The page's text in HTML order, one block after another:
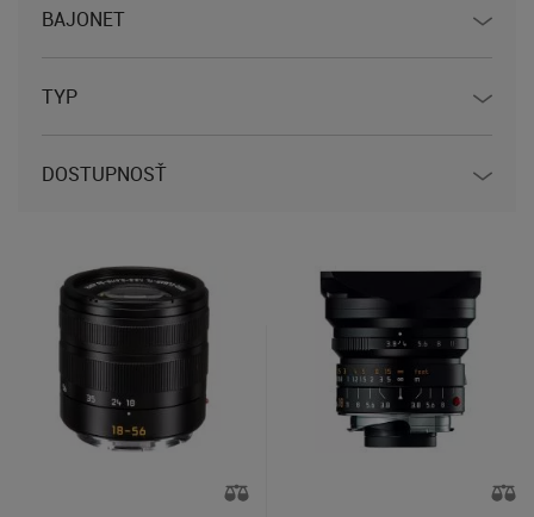
BAJONET
TYP
DOSTUPNOSŤ